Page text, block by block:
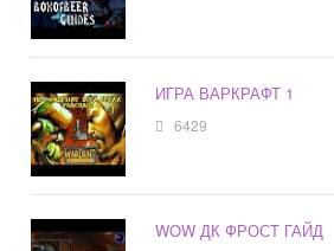
ИГРА ВАРКРАФТ 1
6429
WOW ДК ФРОСТ ГАЙД